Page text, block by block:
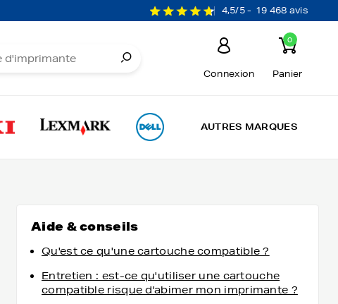
4,5/5 - 19 468 avis
Connexion
0
Panier
AUTRES MARQUES
Aide & conseils
Qu'est ce qu'une cartouche compatible ?
Entretien : est-ce qu'utiliser une cartouche
compatible risque d'abimer mon imprimante ?